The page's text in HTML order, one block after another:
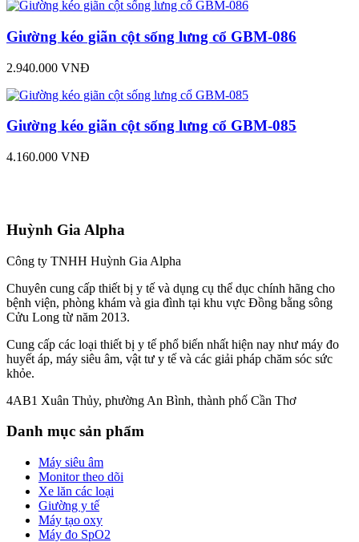
Giường kéo giãn cột sống lưng cổ GBM-086
2.940.000 VNĐ
Giường kéo giãn cột sống lưng cổ GBM-085
4.160.000 VNĐ
Huỳnh Gia Alpha
Công ty TNHH Huỳnh Gia Alpha
Chuyên cung cấp thiết bị y tế và dụng cụ thể dục chính hãng cho
bệnh viện, phòng khám và gia đình tại khu vực Đồng bằng sông
Cửu Long từ năm 2013.
Cung cấp các loại thiết bị y tế phổ biến nhất hiện nay như máy đo
huyết áp, máy siêu âm, vật tư y tế và các giải pháp chăm sóc sức
khỏe.
4AB1 Xuân Thủy, phường An Bình, thành phố Cần Thơ
Danh mục sản phẩm
Máy siêu âm
Monitor theo dõi
Xe lăn các loại
Giường y tế
Máy tạo oxy
Máy đo SpO2